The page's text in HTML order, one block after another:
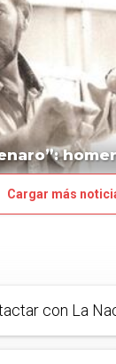
DOMINGO
Cargar más
con La